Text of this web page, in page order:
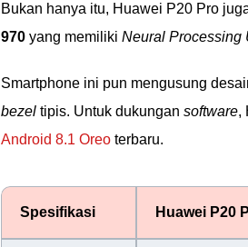
Bukan hanya itu, Huawei P20 Pro
970 yang memiliki Neural Processing
Smartphone ini pun mengusung
bezel tipis. Untuk dukungan software,
Android 8.1 Oreo terbaru.
Spesifikasi Huawei P20